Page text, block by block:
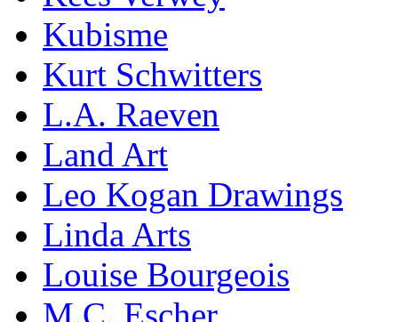
Kubisme
Kurt Schwitters
L.A. Raeven
Land Art
Leo Kogan Drawings
Linda Arts
Louise Bourgeois